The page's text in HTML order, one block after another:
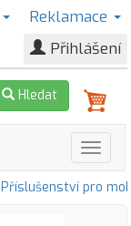
Reklamace
Přihlášení
Hledat
Příslušenství pro